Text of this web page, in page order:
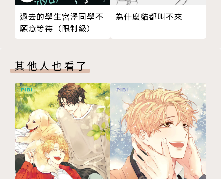
過去的學生宮澤同學不
願意等待（限制級）
為什麼貓都叫不來
其他人也看了